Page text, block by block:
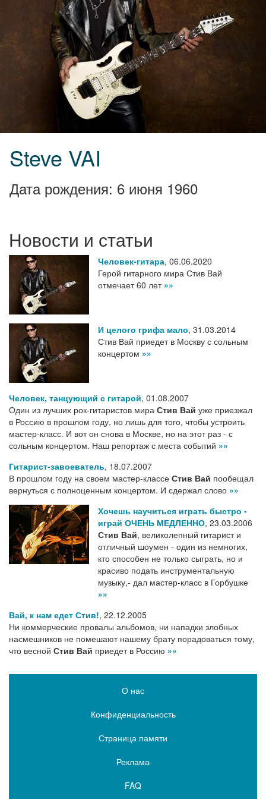
Steve VAI
Дата рождения: 6 июня 1960
Новости и статьи
Человек-гитара, 06.06.2020
Герой гитарного мира Стив Вай
отмечает 60 лет »»
И целого грифа мало, 31.03.2014
Стив Вай приедет в Москву с сольным
концертом »»
Человек, танцующий с гитарой, 01.08.2007
Один из лучших рок-гитаристов мира Стив Вай уже приезжал
в Россию в прошлом году, но лишь для того, чтобы устроить
мастер-класс. И вот он снова в Москве, но на этот раз - с
сольным концертом. Наш репортаж с места событий »»
Гитарист-завоеватель, 18.07.2007
В прошлом году на своем мастер-классе Стив Вай пообещал
вернуться с полноценным концертом. И сдержал слово »»
Хочешь научиться играть быстро -
играй ОЧЕНЬ МЕДЛЕННО, 23.03.2006
Стив Вай, великолепный гитарист и
отличный шоумен - один из немногих,
кто способен не только сыграть, но и
красиво подать инструментальную
музыку,- дал мастер-класс в Горбушке
»»
Вай, к нам едет Стив!, 22.12.2005
Ни коммерческие провалы альбомов, ни нападки злобных
насмешников не помешают нашему брату порадоваться тому,
что весной Стив Вай приедет в Россию »»
О нас
Конфиденциальность
Страница памяти
Реклама
FAQ